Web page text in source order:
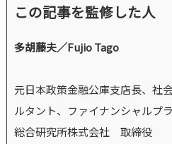
この記事を監修した人
多胡藤夫／Fujio Tago
元日本政策金融公庫支店長、社
ルタント、ファイナンシャルプ
総合研究所株式会社 取締役